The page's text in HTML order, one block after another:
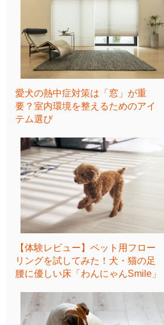
愛犬の熱中症対策は「窓」が重
要？室内環境を整えるためのアイ
テム選び
【体験レビュー】ペット用フロー
リングを試してみた！犬・猫の足
腰に優しい床「わんにゃんSmile」